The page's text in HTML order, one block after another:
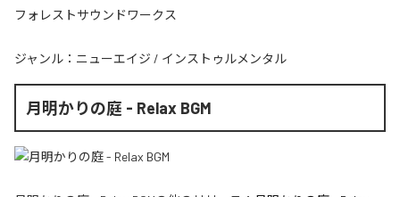
フォレストサウンドワークス
ジャンル： ニューエイジ / インストゥルメンタル
月明かりの庭 - Relax BGM